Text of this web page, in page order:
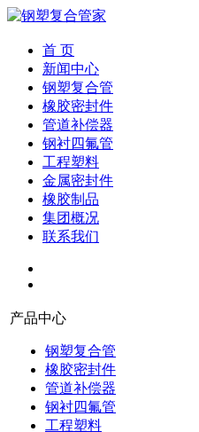
首 页
新闻中心
钢塑复合管
橡胶密封件
管道补偿器
钢衬四氟管
工程塑料
金属密封件
橡胶制品
集团概况
联系我们
产品中心
钢塑复合管
橡胶密封件
管道补偿器
钢衬四氟管
工程塑料